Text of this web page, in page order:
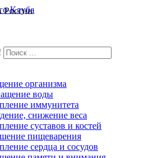
организма
воды
иммунитета
снижение веса
суставов и костей
пищеварения
сердца и сосудов